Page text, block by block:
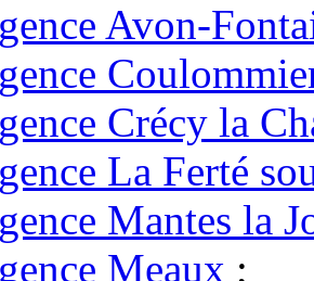
Avon-
Crécy la
La Ferté
Mantes la
Meaux ;